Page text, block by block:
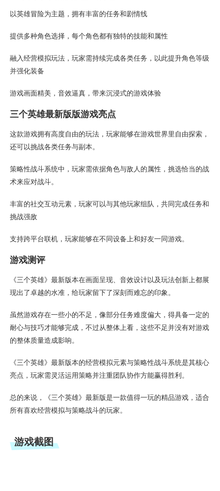
以英雄冒险为主题，拥有丰富的任务和剧情线
提供多种角色选择，每个角色都有独特的技能和属性
融入经营模拟玩法，玩家需持续完成各类任务，以此提升角色等级
并强化装备
游戏画面精美，音效逼真，带来沉浸式的游戏体验
三个英雄最新版版游戏亮点
这款游戏拥有高度自由的玩法，玩家能够在游戏世界里自由探索，
还可以挑战各类任务与副本。
策略性战斗系统中，玩家需依据角色与敌人的属性，挑选恰当的战
术来应对战斗。
丰富的社交互动元素，玩家可以与其他玩家组队，共同完成任务和
挑战强敌
支持跨平台联机，玩家能够在不同设备上和好友一同游戏。
游戏测评
《三个英雄》最新版本在画面呈现、音效设计以及玩法创新上都展
现出了卓越的水准，给玩家留下了深刻而难忘的印象。
虽然游戏存在一些小的不足，像部分任务难度偏大，得具备一定的
耐心与技巧才能够完成，不过从整体上看，这些不足并没有对游戏
的整体质量造成影响。
《三个英雄》最新版本的经营模拟元素与策略性战斗系统是其核心
亮点，玩家需灵活运用策略并注重团队协作方能赢得胜利。
总的来说，《三个英雄》最新版是一款值得一玩的精品游戏，适合
所有喜欢经营模拟与策略战斗的玩家。
游戏截图